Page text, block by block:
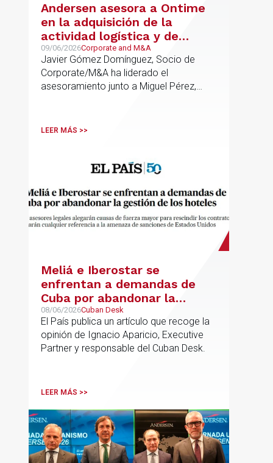
Andersen asesora a Ontime
en la adquisición de la
actividad logística y de
transporte de Campillo
Palmera
09/06/2026Corporate and M&A
Javier Gómez Domínguez, Socio de
Corporate/M&A ha liderado el
asesoramiento junto a Miguel Pérez,
LEER MÁS >>
Meliá e Iberostar se
enfrentan a demandas de
Cuba por abandonar la
gestión de los hoteles
08/06/2026Cuban Desk
El País publica un artículo que recoge la
opinión de Ignacio Aparicio, Executive
Partner y responsable del Cuban Desk.
LEER MÁS >>